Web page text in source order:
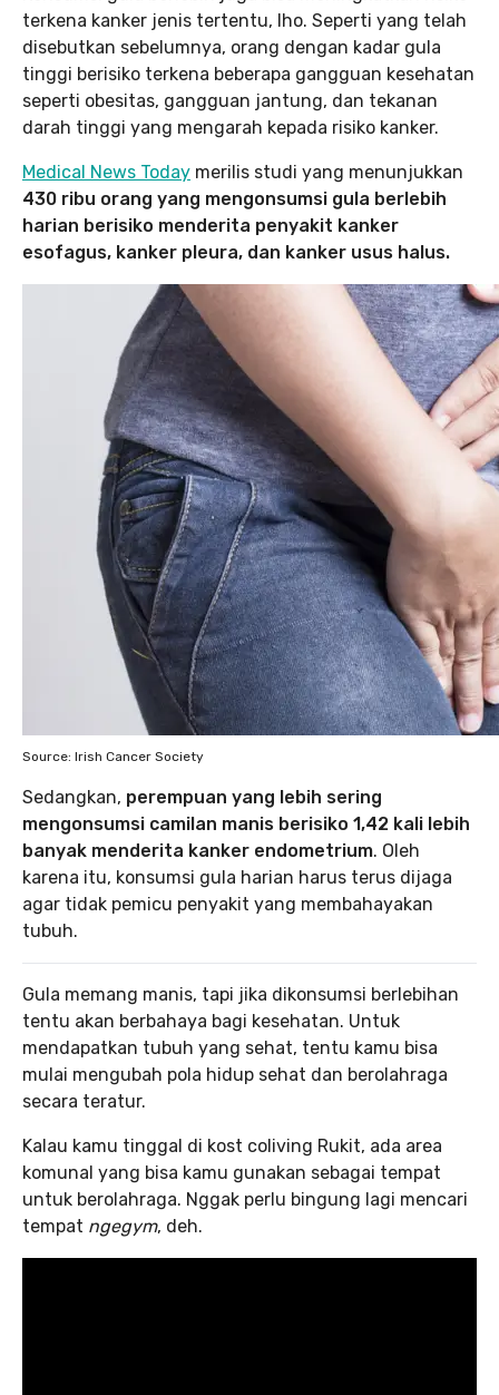
terkena kanker jenis tertentu, lho. Seperti yang telah
disebutkan sebelumnya, orang dengan kadar gula
tinggi berisiko terkena beberapa gangguan kesehatan
seperti obesitas, gangguan jantung, dan tekanan
darah tinggi yang mengarah kepada risiko kanker.
Medical News Today merilis studi yang menunjukkan
430 ribu orang yang mengonsumsi gula berlebih
harian berisiko menderita penyakit kanker
esofagus, kanker pleura, dan kanker usus halus.
Source: Irish Cancer Society
Sedangkan, perempuan yang lebih sering
mengonsumsi camilan manis berisiko 1,42 kali lebih
banyak menderita kanker endometrium. Oleh
karena itu, konsumsi gula harian harus terus dijaga
agar tidak pemicu penyakit yang membahayakan
tubuh.
Gula memang manis, tapi jika dikonsumsi berlebihan
tentu akan berbahaya bagi kesehatan. Untuk
mendapatkan tubuh yang sehat, tentu kamu bisa
mulai mengubah pola hidup sehat dan berolahraga
secara teratur.
Kalau kamu tinggal di kost coliving Rukit, ada area
komunal yang bisa kamu gunakan sebagai tempat
untuk berolahraga. Nggak perlu bingung lagi mencari
tempat ngegym, deh.